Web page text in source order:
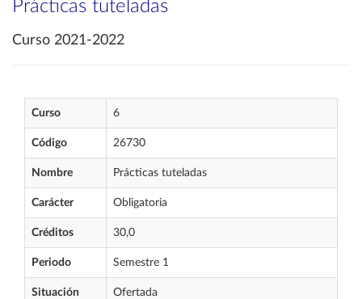
Prácticas tuteladas
Curso 2021-2022
Curso 6
Código 26730
Nombre Prácticas tuteladas
Carácter Obligatoria
Créditos 30,0
Periodo Semestre 1
Situación Ofertada